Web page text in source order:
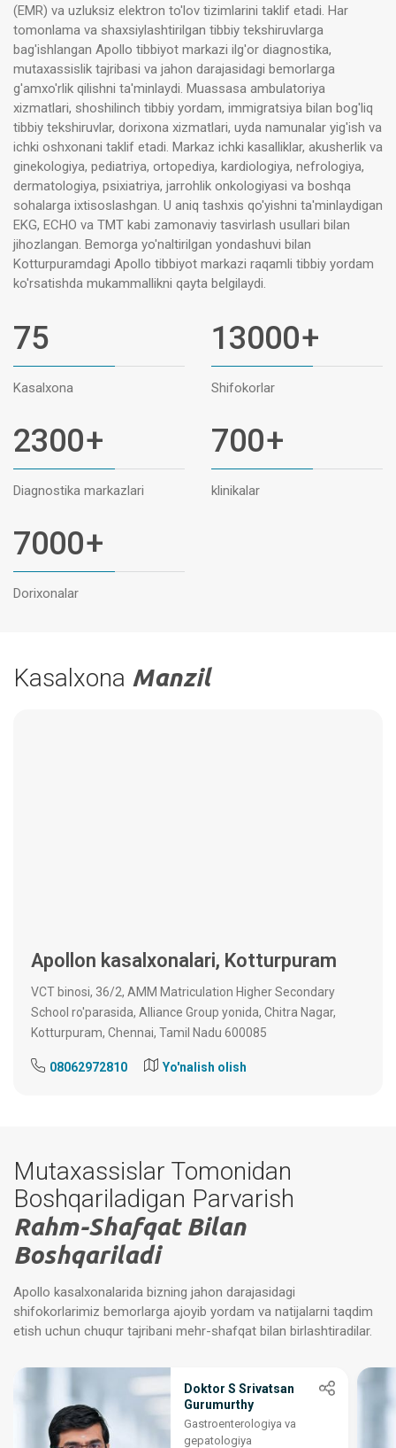
(EMR) va uzluksiz elektron to'lov tizimlarini taklif etadi. Har
tomonlama va shaxsiylashtirilgan tibbiy tekshiruvlarga
bag'ishlangan Apollo tibbiyot markazi ilg'or diagnostika,
mutaxassislik tajribasi va jahon darajasidagi bemorlarga
g'amxo'rlik qilishni ta'minlaydi. Muassasa ambulatoriya
xizmatlari, shoshilinch tibbiy yordam, immigratsiya bilan bog'liq
tibbiy tekshiruvlar, dorixona xizmatlari, uyda namunalar yig'ish va
ichki oshxonani taklif etadi. Markaz ichki kasalliklar, akusherlik va
ginekologiya, pediatriya, ortopediya, kardiologiya, nefrologiya,
dermatologiya, psixiatriya, jarrohlik onkologiyasi va boshqa
sohalarga ixtisoslashgan. U aniq tashxis qo'yishni ta'minlaydigan
EKG, ECHO va TMT kabi zamonaviy tasvirlash usullari bilan
jihozlangan. Bemorga yo'naltirilgan yondashuvi bilan
Kotturpuramdagi Apollo tibbiyot markazi raqamli tibbiy yordam
ko'rsatishda mukammallikni qayta belgilaydi.
75
Kasalxona
13000+
Shifokorlar
2300+
Diagnostika markazlari
700+
klinikalar
7000+
Dorixonalar
Kasalxona Manzil
Apollon kasalxonalari, Kotturpuram
VCT binosi, 36/2, AMM Matriculation Higher Secondary
School ro'parasida, Alliance Group yonida, Chitra Nagar,
Kotturpuram, Chennai, Tamil Nadu 600085
08062972810 Yo'nalish olish
Mutaxassislar Tomonidan
Boshqariladigan Parvarish
Rahm-Shafqat Bilan
Boshqariladi
Apollo kasalxonalarida bizning jahon darajasidagi
shifokorlarimiz bemorlarga ajoyib yordam va natijalarni taqdim
etish uchun chuqur tajribani mehr-shafqat bilan birlashtiradilar.
Doktor S Srivatsan
Gurumurthy
Gastroenterologiya va
gepatologiya